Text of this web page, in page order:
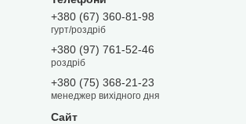
+380 (67) 360-81-98
гурт/роздріб
+380 (97) 761-52-46
роздріб
+380 (75) 368-21-23
менеджер вихідного дня